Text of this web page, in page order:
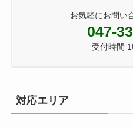
お気軽にお問い
047-
受付時間
対応エリア